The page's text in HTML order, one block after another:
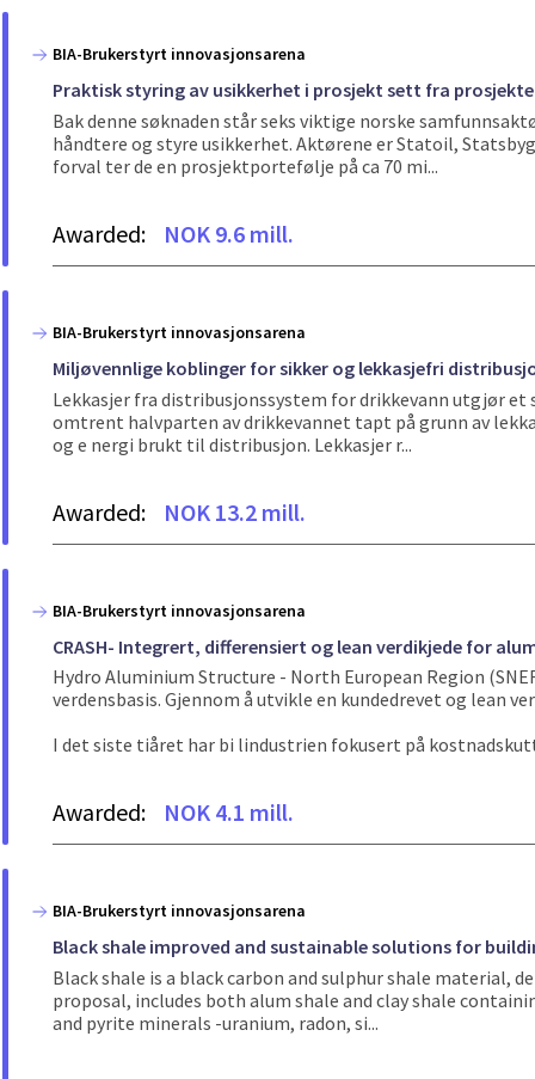
BIA-Brukerstyrt innovasjonsarena
Praktisk styring av usikkerhet i prosjekt sett fra
Bak denne søknaden står seks viktige norske
håndtere og styre usikkerhet. Aktørene er Statoil,
forval ter de en prosjektportefølje på ca 70 mi...
Awarded: NOK 9.6 mill.
BIA-Brukerstyrt innovasjonsarena
Miljøvennlige koblinger for sikker og lekkasjefri
Lekkasjer fra distribusjonssystem for drikkevann utgjør
omtrent halvparten av drikkevannet tapt på grunn av
og e nergi brukt til distribusjon. Lekkasjer r...
Awarded: NOK 13.2 mill.
BIA-Brukerstyrt innovasjonsarena
CRASH- Integrert, differensiert og lean verdikjede for
Hydro Aluminium Structure - North European Region
verdensbasis. Gjennom å utvikle en kundedrevet og lean
I det siste tiåret har bi lindustrien fokusert på
Awarded: NOK 4.1 mill.
BIA-Brukerstyrt innovasjonsarena
Black shale improved and sustainable solutions for
Black shale is a black carbon and sulphur shale material,
proposal, includes both alum shale and clay shale
and pyrite minerals -uranium, radon, si...